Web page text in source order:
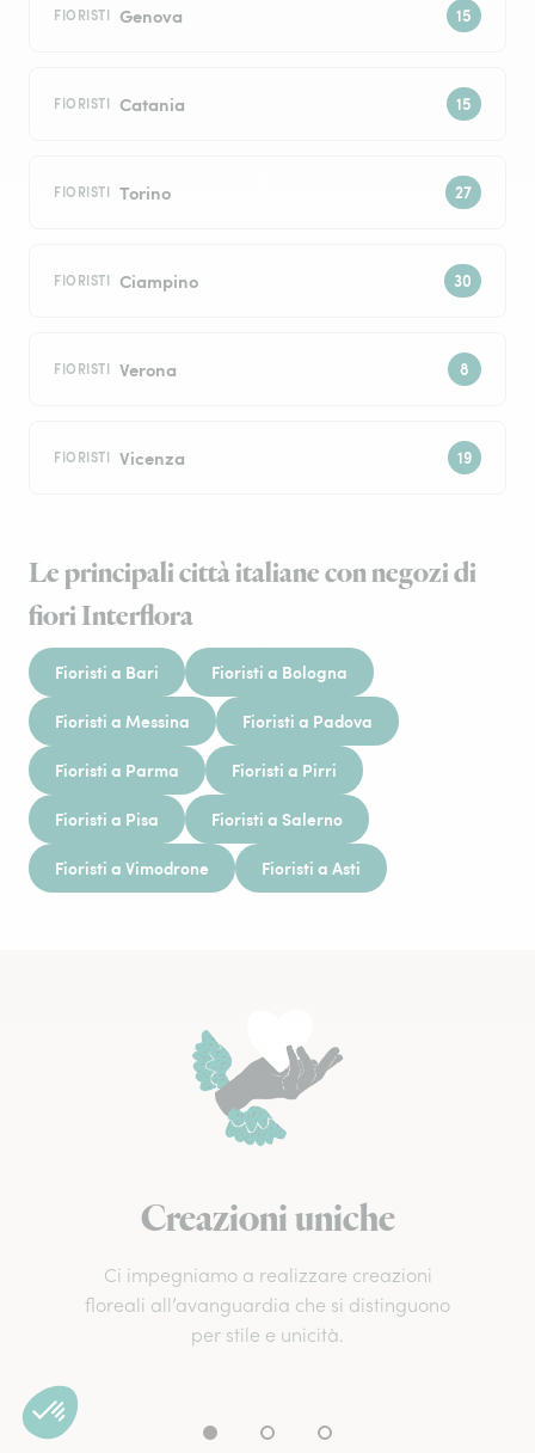
FIORISTI Genova
FIORISTI Catania
FIORISTI Torino
FIORISTI Ciampino
FIORISTI Verona
FIORISTI Vicenza
Le principali città italiane con negozi di
fiori Interflora
Fioristi a Bari Fioristi a Bologna
Fioristi a Messina Fioristi a Padova
Fioristi a Parma Fioristi a Pirri
Fioristi a Pisa Fioristi a Salerno
Fioristi a Vimodrone Fioristi a Asti
Creazioni uniche
Ci impegniamo a realizzare creazioni
floreali all’avanguardia che si distinguono
per stile e unicità.